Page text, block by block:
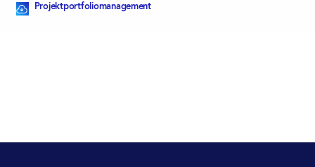
Dieser Blogpost beinhaltet eine herunterladbare Ressource
Projektportfolio­management